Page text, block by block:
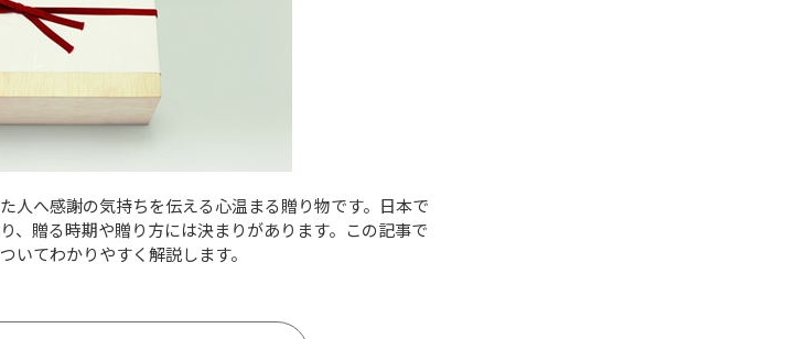
人へ感謝の気持ちを伝える心温まる贈り物です。日本で
、贈る時期や贈り方には決まりがあります。この記事で
いてわかりやすく解説します。